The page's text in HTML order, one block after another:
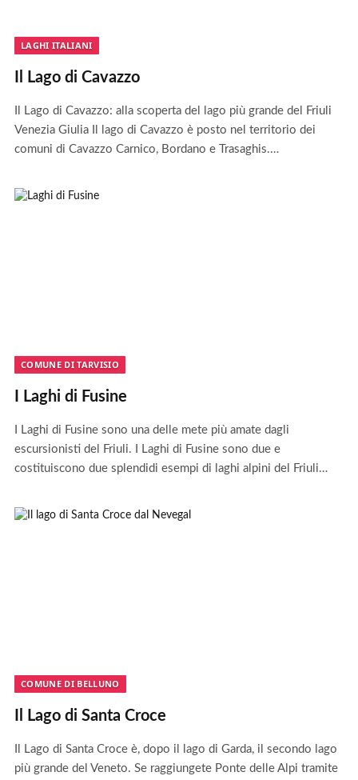
LAGHI ITALIANI
Il Lago di Cavazzo
Il Lago di Cavazzo: alla scoperta del lago più grande del Friuli
Venezia Giulia Il lago di Cavazzo è posto nel territorio dei
comuni di Cavazzo Carnico, Bordano e Trasaghis.…
COMUNE DI TARVISIO
I Laghi di Fusine
I Laghi di Fusine sono una delle mete più amate dagli
escursionisti del Friuli. I Laghi di Fusine sono due e
costituiscono due splendidi esempi di laghi alpini del Friuli…
COMUNE DI BELLUNO
Il Lago di Santa Croce
Il Lago di Santa Croce è, dopo il lago di Garda, il secondo lago
più grande del Veneto. Se raggiungete Ponte delle Alpi tramite